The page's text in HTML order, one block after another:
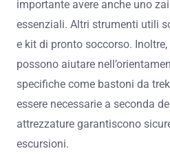
importante avere anche uno
essenziali. Altri strumenti utili
e kit di pronto soccorso.
possono aiutare
specifiche come bastoni da
essere necessarie a seconda
attrezzature garantiscono
escursioni.